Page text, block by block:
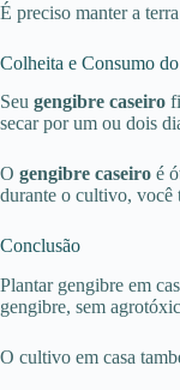
É preciso manter a
Colheita e Consumo
Seu gengibre caseiro
secar por um ou dois
O gengibre caseiro é
durante o cultivo, você
Conclusão
Plantar gengibre em
gengibre, sem
O cultivo em casa